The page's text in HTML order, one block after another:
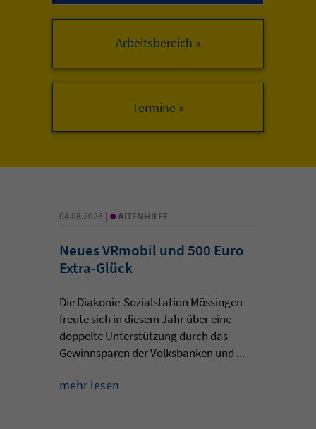
Arbeitsbereich »
04.08.2026 | • ALTENHILFE
Neues VRmobil und 500 Euro
Extra-Glück
Die Diakonie-Sozialstation Mössingen
freute sich in diesem Jahr über eine
doppelte Unterstützung durch das
Gewinnsparen der Volksbanken und ...
mehr lesen